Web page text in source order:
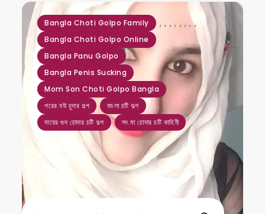
Bangla Choti Golpo Family ,
Bangla Choti Golpo Online
,
Bangla Panu Golpo
,
Bangla Penis Sucking
,
Mom Son Choti Golpo Bangla
,
পরের বউ চুদার গল্প
,
বাংলা চটি গল্প
,
মায়ের গুদ চোদার চটি গল্প
,
সৎ মা চোদার চটি কাহিনী